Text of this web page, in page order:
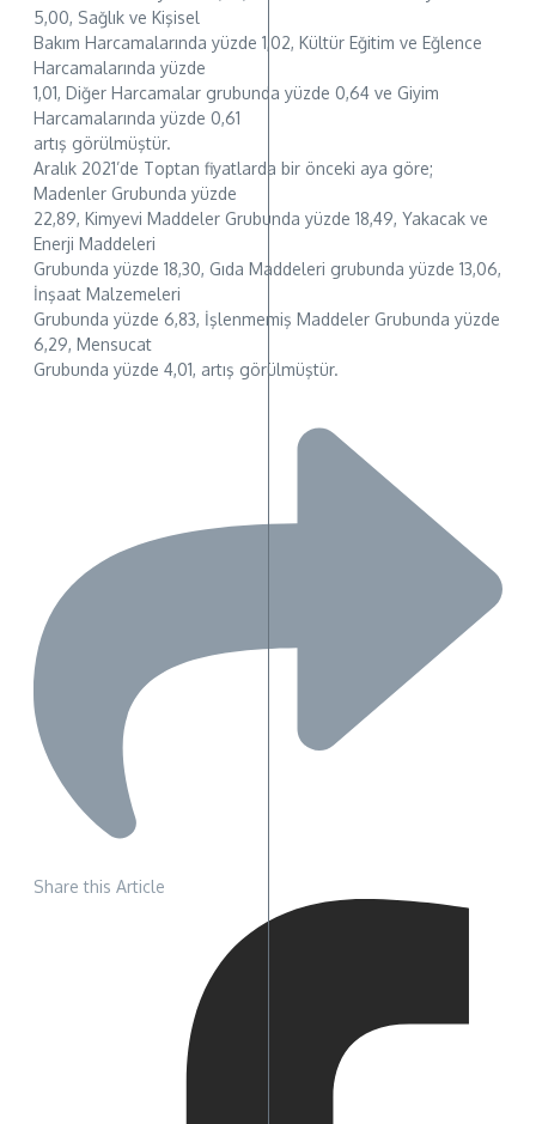
5,00, Sağlık ve Kişisel
Bakım Harcamalarında yüzde 1,02, Kültür Eğitim ve Eğlence
Harcamalarında yüzde
1,01, Diğer Harcamalar grubunda yüzde 0,64 ve Giyim
Harcamalarında yüzde 0,61
artış görülmüştür.
Aralık 2021’de Toptan fiyatlarda bir önceki aya göre;
Madenler Grubunda yüzde
22,89, Kimyevi Maddeler Grubunda yüzde 18,49, Yakacak ve
Enerji Maddeleri
Grubunda yüzde 18,30, Gıda Maddeleri grubunda yüzde 13,06,
İnşaat Malzemeleri
Grubunda yüzde 6,83, İşlenmemiş Maddeler Grubunda yüzde
6,29, Mensucat
Grubunda yüzde 4,01, artış görülmüştür.
Share this Article